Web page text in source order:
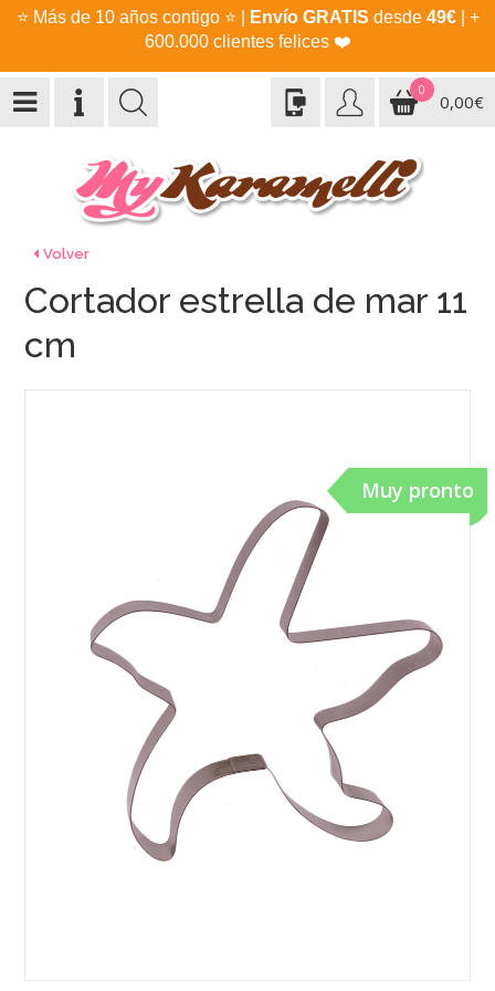
⭐ Más de 10 años contigo ⭐ Envío GRATIS desde 49€| +
600.000 clientes felices ❤️
0
0,00€
Volver
Muy pronto
Cortador estrella de mar 11
cm